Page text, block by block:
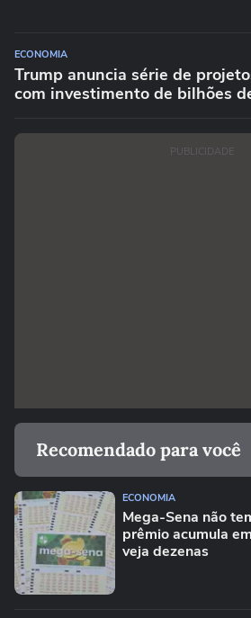
ECONOMIA
Trump anuncia série de
com investimento de bilhões
PUBLICIDADE
Recomendado para você
ECONOMIA
Mega-Sena não
prêmio acumula
veja dezenas